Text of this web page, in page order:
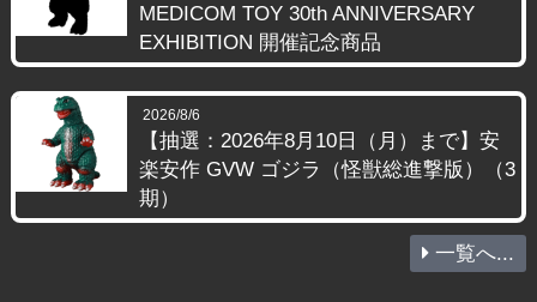
MEDICOM TOY 30th ANNIVERSARY
EXHIBITION 開催記念商品
2026/8/6
【抽選：2026年8月10日（月）まで】安
楽安作 GVW ゴジラ（怪獣総進撃版）（3
期）
一覧へ...